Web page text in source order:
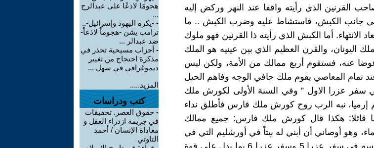
القرنين الذي رأيته واقفا عند النهر وركض إليه
جانب الكبش، فاستشاط عليه وضرب الكبش .. ما
أما الكبش الذي رأيته ذا القرنين فهو ملوك
اليونان، والقرن العظيم الذي بين عينيه هو الملك
عوضا عنه، فستقوم أربع ممالك من الأمة، ولكن ليس
تمام المعاصي يقوم ملك جافي الوجه وفاهم الحيل
سفر عزرا الاول ” وفي السنة الأولى لكورش ملك
إرميا، نبه الرب روح كورش ملك فارس فأطلق نداء
قائلا: هكذا قال كورش ملك فارس: جميع ممالك
وهو أوصاني أن أبني له بيتاً في أورشليم التي في
يهوذا .. ” كذلك يورد المعنى نفسه في سفر عزرا 5 وسفر عزرا 6 بما يدل على قوة
هجومًا لاذعًا على عبدالرح
...
- -يكره اليهود وإسرائيل-..
ترامب يشن -هجوماً لاذعاً-
ضد عبدالر ...
- أحزاب مسيحية تحذر في
مذكرة احتجاج من تغيير
ديموغرافي في سهل ...
المزيد.....
كتب ودراسات
- حقوق العصر. تحقيقات
في جريمة ازدراء العقل و
معاداة الإنسان / أحمد
التاوتي